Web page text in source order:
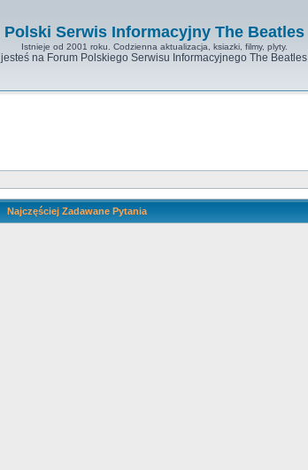
Polski Serwis Informacyjny The Beatles
Istnieje od 2001 roku. Codzienna aktualizacja, ksiazki, filmy, plyty.
jesteś na Forum Polskiego Serwisu Informacyjnego The Beatles
Najczęściej Zadawane Pytania